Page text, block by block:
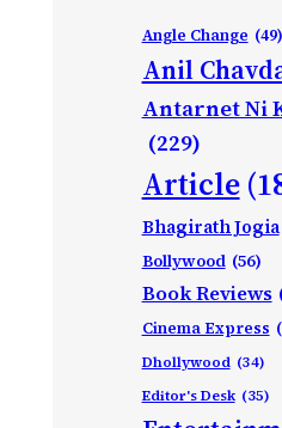
Angle Change (49)
Anil
Antarnet Ni
(229)
Article
Bhagirath Jogia
Bollywood (56)
Book Reviews
Cinema Express
Dhollywood (34)
Editor's Desk (35)